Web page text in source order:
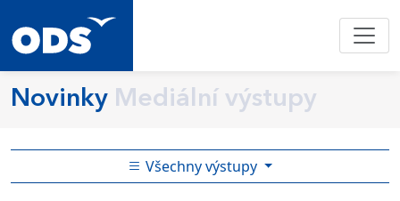
Novinky Mediální výstupy
Všechny výstupy